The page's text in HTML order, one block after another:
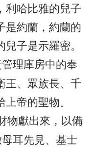
利哈比雅的兒子
是約蘭，約蘭的
子是示羅密。
理庫房中的奉
王、眾族長、千
帝的聖物。
物獻出來，以備
耳先見、基士